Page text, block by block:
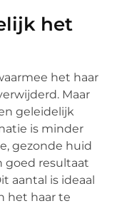
het
het haar
Maar
geleidelijk
is minder
gezonde huid
goed resultaat
aantal is ideaal
het haar te